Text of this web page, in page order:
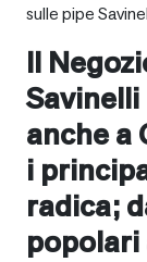
sulle pipe
Il
anche a
i
radica;